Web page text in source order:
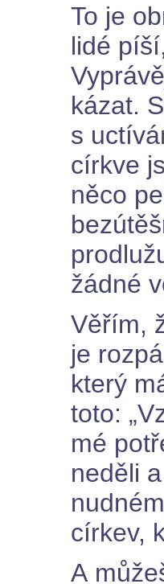
To je
lidé
kázat.
s
církve
něco
žádné
Věřím,
je
který
toto:
mé
neděli
církev,
A